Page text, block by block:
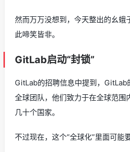
然而万万没想到，今天整出的幺蛾
此啼笑皆非。
GitLab启动“封锁”
GitLab的招聘信息中提到，GitLab
全球团队，他们致力于在全球范围
几十个国家。
不过现在，这个“全球化”里面可能